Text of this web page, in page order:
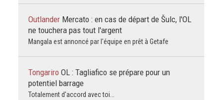
Outlander Mercato : en cas de départ de Šulc, l'OL
ne touchera pas tout l'argent
Mangala est annoncé par l'équipe en prêt à Getafe
Tongariro OL : Tagliafico se prépare pour un
potentiel barrage
Totalement d'accord avec toi...